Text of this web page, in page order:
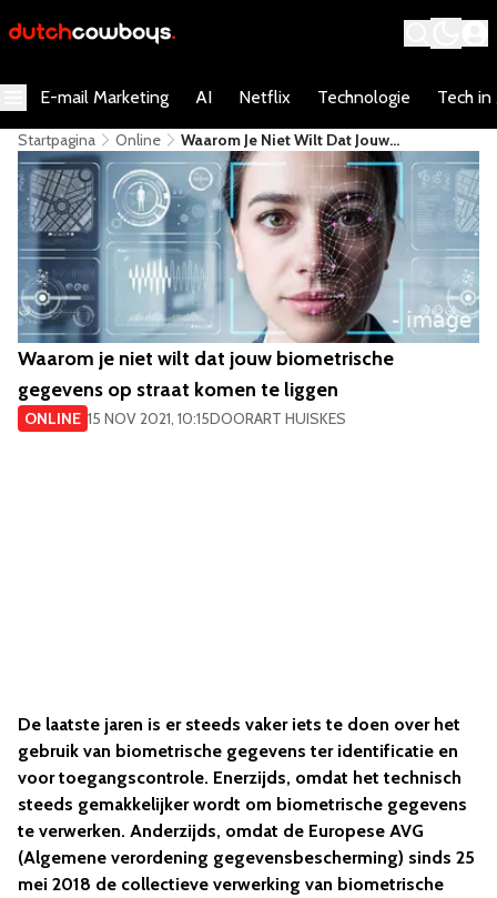
E-mail Marketing AI Netflix Technologie Tech in
Startpagina Online
​Waarom Je Niet Wilt Dat Jouw
Biometrische Gegevens Op Straat Komen
Te Liggen
​Waarom je niet wilt dat jouw biometrische
gegevens op straat komen te liggen
ONLINE 15 NOV 2021, 10:15DOORART HUISKES
De laatste jaren is er steeds vaker iets te doen over het
gebruik van biometrische gegevens ter identificatie en
voor toegangscontrole. Enerzijds, omdat het technisch
steeds gemakkelijker wordt om biometrische gegevens
te verwerken. Anderzijds, omdat de Europese AVG
(Algemene verordening gegevensbescherming) sinds 25
mei 2018 de collectieve verwerking van biometrische